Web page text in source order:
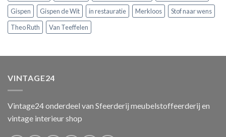
Gispen
Gispen de Wit in restauratie Merkloos
Stof naar wens
Theo Ruth
Van Teeffelen
VINTAGE24
Vintage24 onderdeel van Sfeerderij meubelstoffeerderij en
vintage interieur shop